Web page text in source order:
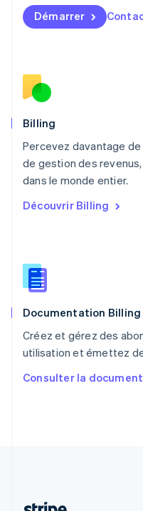
Démarrer
Billing
Percevez davantage
de gestion des
dans le monde entier.
Découvrir Billing
Documentation Billing
Créez et gérez des
utilisation et émettez
Consulter la
English简体中文
Malte
English
Nouvelle-Zélande
English
NederlandsEnglish
Pologne
English
Português English
English
Roumanie
Royaume-Uni
Singapour
English 简体中文
English